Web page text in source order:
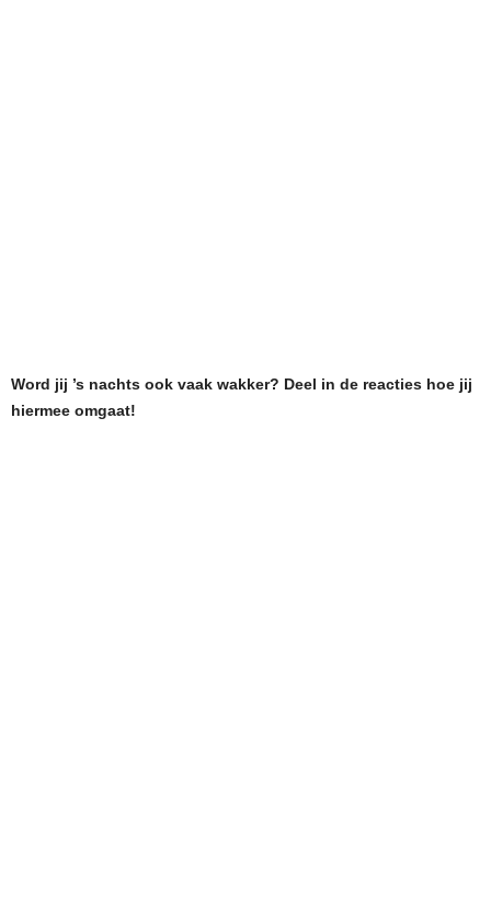
Word jij ’s nachts ook vaak wakker? Deel in de reacties hoe jij
hiermee omgaat!